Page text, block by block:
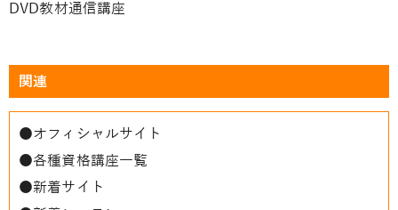
DVD教材通信講座
関連
●オフィシャルサイト
●各種資格講座一覧
●新着サイト